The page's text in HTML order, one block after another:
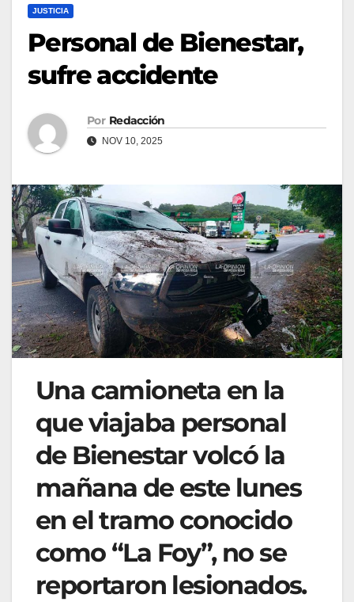
JUSTICIA
Personal de Bienestar,
sufre accidente
Por Redacción
NOV 10, 2025
Una camioneta en la
que viajaba personal
de Bienestar volcó la
mañana de este lunes
en el tramo conocido
como “La Foy”, no se
reportaron lesionados.